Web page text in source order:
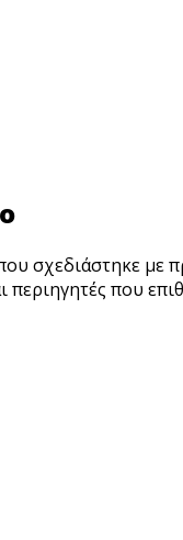
σχεδιάστηκε με
που